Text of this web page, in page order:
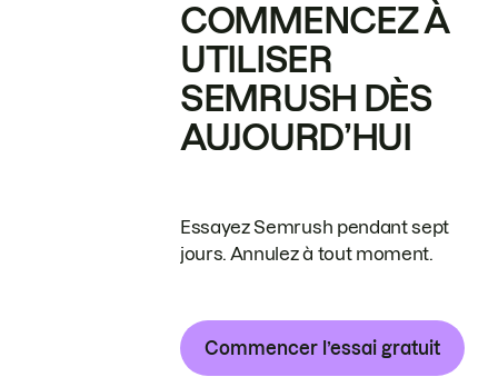
COMMENCEZ À
UTILISER
SEMRUSH DÈS
AUJOURD’HUI
Essayez Semrush pendant sept
jours. Annulez à tout moment.
Commencer l’essai gratuit